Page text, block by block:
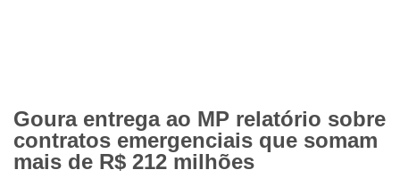
Goura entrega ao MP relatório sobre
contratos emergenciais que somam
mais de R$ 212 milhões